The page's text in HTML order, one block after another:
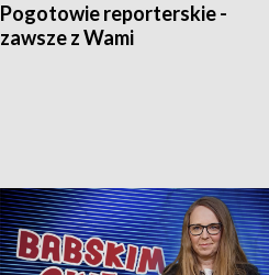
Pogotowie reporterskie -
zawsze z Wami